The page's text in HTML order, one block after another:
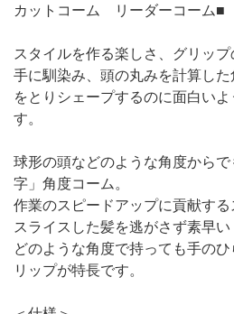
カットコーム リーダーコーム■
スタイルを作る楽しさ、グリッ
手に馴染み、頭の丸みを計算し
をとりシェープするのに面白い
す。
球形の頭などのような角度から
字」角度コーム。
作業のスピードアップに貢献する
スライスした髪を逃がさず素早い
どのような角度で持っても手の
リップが特長です。